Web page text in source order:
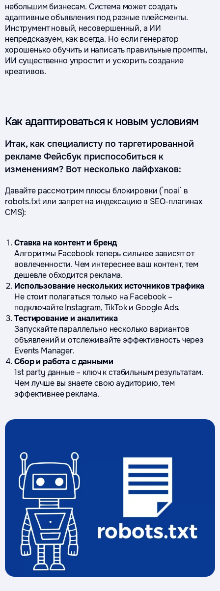
небольшим бизнесам. Система может создать
адаптивные объявления под разные плейсменты.
Инструмент новый, несовершенный, а ИИ
непредсказуем, как всегда. Но если генератор
хорошенько обучить и написать правильные промпты,
ИИ существенно упростит и ускорить создание
креативов.
Как адаптироваться к новым условиям
Итак, как специалисту по таргетированной
рекламе Фейсбук приспособиться к
изменениям? Вот несколько лайфхаков:
Давайте рассмотрим плюсы блокировки (`noai` в
robots.txt или запрет на индексацию в SEO-плагинах
CMS):
Ставка на контент и бренд
Алгоритмы Facebook теперь сильнее зависят от
вовлеченности. Чем интереснее ваш контент, тем
дешевле обходится реклама.
Использование нескольких источников трафика
Не стоит полагаться только на Facebook –
подключайтеInstagram, TikTok и Google Ads.
Тестирование и аналитика
Запускайте параллельно несколько вариантов
объявлений и отслеживайте эффективность через
Events Manager.
Сбор и работа с данными
1st party данные – ключ к стабильным результатам.
Чем лучше вы знаете свою аудиторию, тем
эффективнее реклама.